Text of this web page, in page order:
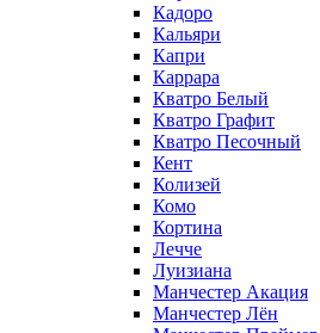
Кадоро
Кальяри
Капри
Каррара
Кватро Белый
Кватро Графит
Кватро Песочный
Кент
Колизей
Комо
Кортина
Лечче
Луизиана
Манчестер Акация
Манчестер Лён